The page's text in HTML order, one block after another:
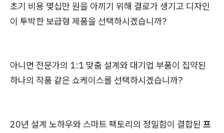
초기 비용 몇십만 원을 아끼기 위해 결로가 생기고 디자인
이 투박한 보급형 제품을 선택하시겠습니까?
아니면 전문가의 1:1 맞춤 설계와 대기업 부품이 집약된
하나의 작품 같은 쇼케이스를 선택하시겠습니까?
20년 설계 노하우와 스마트 팩토리의 정밀함이 결합된 프